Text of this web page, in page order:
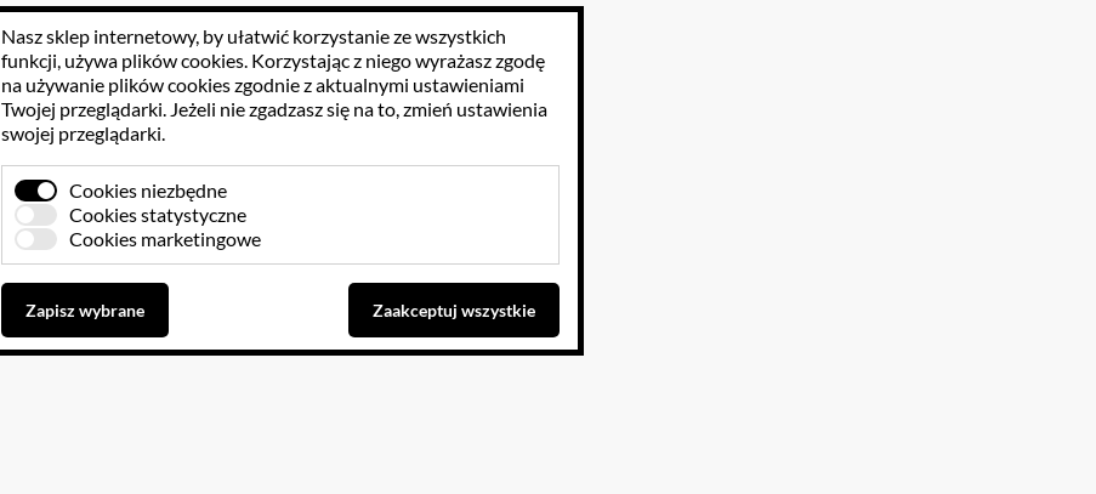
Nasz sklep internetowy, by ułatwić korzystanie ze wszystkich
funkcji, używa plików cookies. Korzystając z niego wyrażasz zgodę
na używanie plików cookies zgodnie z aktualnymi ustawieniami
Twojej przeglądarki. Jeżeli nie zgadzasz się na to, zmień ustawienia
swojej przeglądarki.
Cookies niezbędne
Cookies statystyczne
Cookies marketingowe
Zapisz wybrane Zaakceptuj wszystkie